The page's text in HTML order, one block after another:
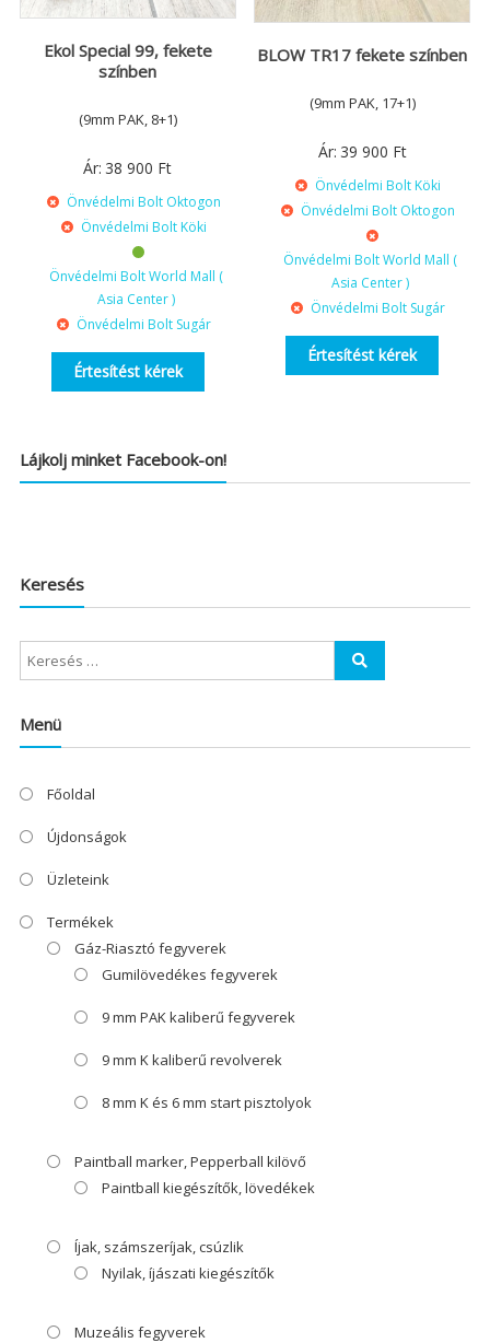
Ekol Special 99, fekete
színben
(9mm PAK, 8+1)
Ár: 38 900 Ft
Önvédelmi Bolt Oktogon
Önvédelmi Bolt Köki
Önvédelmi Bolt World Mall (
Asia Center )
Önvédelmi Bolt Sugár
Értesítést kérek
BLOW TR17 fekete színben
(9mm PAK, 17+1)
Ár: 39 900 Ft
Önvédelmi Bolt Köki
Önvédelmi Bolt Oktogon
Önvédelmi Bolt World Mall (
Asia Center )
Önvédelmi Bolt Sugár
Értesítést kérek
Lájkolj minket Facebook-on!
Keresés
Menü
Főoldal
Újdonságok
Üzleteink
Termékek
Gáz-Riasztó fegyverek
Gumilövedékes fegyverek
9 mm PAK kaliberű fegyverek
9 mm K kaliberű revolverek
8 mm K és 6 mm start pisztolyok
Paintball marker, Pepperball kilövő
Paintball kiegészítők, lövedékek
Íjak, számszeríjak, csúzlik
Nyilak, íjászati kiegészítők
Muzeális fegyverek